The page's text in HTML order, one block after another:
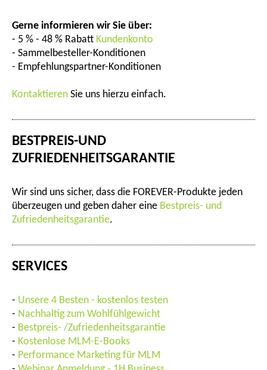
Gerne informieren wir Sie über:
- 5 % - 48 % Rabatt Kundenkonto
- Sammelbesteller-Konditionen
- Empfehlungspartner-Konditionen
Kontaktieren Sie uns hierzu einfach.
BESTPREIS-UND
ZUFRIEDENHEITSGARANTIE
Wir sind uns sicher, dass die FOREVER-Produkte jeden
überzeugen und geben daher eine Bestpreis- und
Zufriedenheitsgarantie.
SERVICES
- Unsere 4 Besten - kostenlos testen
- Nachhaltig zum Wohlfühlgewicht
- Bestpreis- /Zufriedenheitsgarantie
- Kostenlose MLM-E-Books
- Performance Marketing für MLM